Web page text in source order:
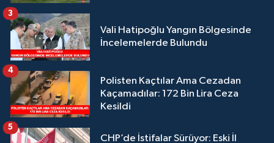
Vali Hatipoğlu Yangın Bölgesinde
İncelemelerde Bulundu
3
Polisten Kaçtılar Ama Cezadan
Kaçamadılar: 172 Bin Lira Ceza
Kesildi
4
CHP’de İstifalar Sürüyor: Eski İl
5